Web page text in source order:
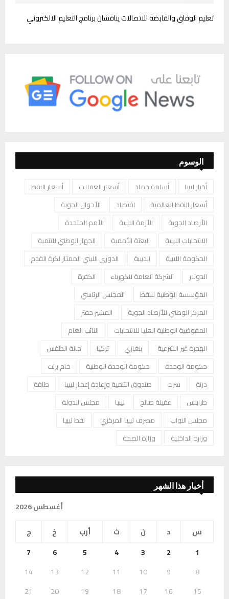
تعليم الوفاق والقابضة للاتصالات يناقشان برنامج التعليم الالكتروني
الوسوم
أخبار ليبيا أسامة حماد أسعار العملات
أسعار النفط
أسعار النفط العالمية
اقتصاد
الأحوال الجوية
الأرصاد الجوية
الأزمة الليبية
الأمم المتحدة
الانتخابات الليبية
البعثة الأممية
الجهاز الوطني للتنمية
الحكومة الليبية
الدبيبة
الدوري الليبي الممتاز لكرة القدم
الدولار
الشركة العامة للكهرباء
الكفرة
المؤسسة الوطنية للنفط
المجلس الرئاسي
المركز الوطني للأرصاد الجوية
المشير حفتر
المفوضية الوطنية العليا للانتخابات
النائب العام
الهجرة غير الشرعية
بنغازي تركيا
حالة الطقس
حكومة الوحدة
حكومة الوحدة الوطنية
خام برنت
درنة
سرت صندوق التنمية وإعادة إعمار ليبيا
طاقة
طرابلس
عقيلة صالح ليبيا
مجلس الدولة
مجلس النواب
مصرف ليبيا المركزي
نفط ليبيا
وزارة الداخلية
وزارة الصحة
أخبار هذا الشهر
أغسطس 2026
س
د ن ث أرب خ
ج
1
2
3
4
5
6
7
8
9
10
11
12
13
14
15
16
17
18
19
20
21